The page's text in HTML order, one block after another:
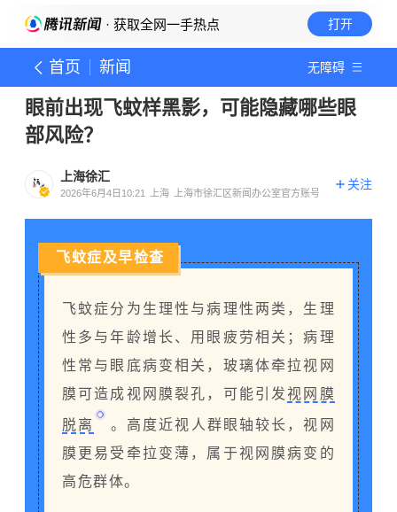
· 获取全网一手热点 打开
首页 新闻 无障碍
眼前出现飞蚊样黑影，可能隐藏哪些眼
部风险？
上海徐汇
2026年6月4日10:21 上海 上海市徐汇区新闻办公室官方账号
关注
飞蚊症及早检查
飞蚊症分为生理性与病理性两类，生理
性多与年龄增长、用眼疲劳相关；病理
性常与眼底病变相关，玻璃体牵拉视网
膜可造成视网膜裂孔，可能引发 视网膜
脱离
。高度近视人群眼轴较长，视网
膜更易受牵拉变薄，属于视网膜病变的
高危群体。